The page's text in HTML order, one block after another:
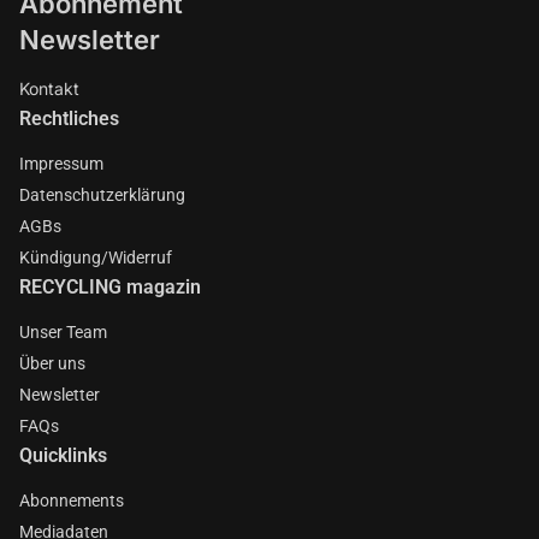
Newsletter
Kontakt
Rechtliches
Impressum
Datenschutzerklärung
AGBs
Kündigung/Widerruf
RECYCLING magazin
Unser Team
Über uns
Newsletter
FAQs
Quicklinks
Abonnements
Mediadaten